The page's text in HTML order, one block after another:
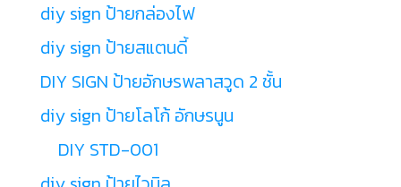
diy sign ป้ายกล่องไฟ
diy sign ป้ายสแตนดี้
DIY SIGN ป้ายอักษรพลาสวูด 2 ชั้น
diy sign ป้ายโลโก้ อักษรนูน
DIY STD-001